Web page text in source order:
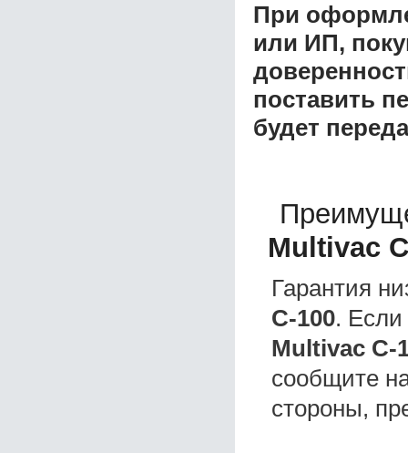
При
или ИП,
поставить
будет
Multivac
Гарантия
C-100.
Multivac C-
сообщите
стороны,